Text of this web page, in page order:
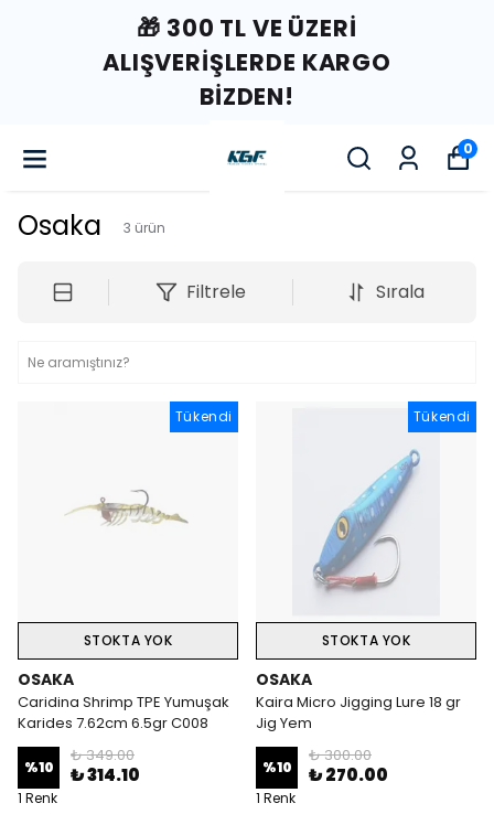
🎁 300 TL VE ÜZERI
ALIŞVERIŞLERDE KARGO
BIZDEN!
0
Osaka 3 ürün
Filtrele Sırala
Tükendi
STOKTA YOK
OSAKA
Caridina Shrimp TPE Yumuşak
Karides 7.62cm 6.5gr C008
%10
₺ 349.00
₺ 314.10
1 Renk
Tükendi
STOKTA YOK
OSAKA
Kaira Micro Jigging Lure 18 gr
Jig Yem
%10
₺ 300.00
₺ 270.00
1 Renk